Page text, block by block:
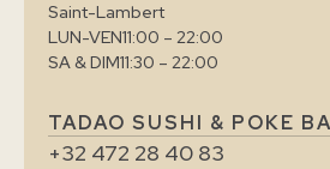
Saint-Lambert
LUN-VEN11:00 – 22:00
SA & DIM11:30 – 22:00
TADAO SUSHI & POKE
+32 472 28 40 83